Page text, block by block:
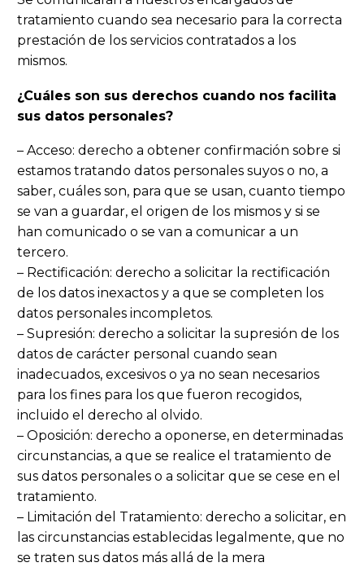
tratamiento cuando sea necesario para la correcta
prestación de los servicios contratados a los
mismos.
¿Cuáles son sus derechos cuando nos facilita
sus datos personales?
– Acceso: derecho a obtener confirmación sobre si
estamos tratando datos personales suyos o no, a
saber, cuáles son, para que se usan, cuanto tiempo
se van a guardar, el origen de los mismos y si se
han comunicado o se van a comunicar a un
tercero.
– Rectificación: derecho a solicitar la rectificación
de los datos inexactos y a que se completen los
datos personales incompletos.
– Supresión: derecho a solicitar la supresión de los
datos de carácter personal cuando sean
inadecuados, excesivos o ya no sean necesarios
para los fines para los que fueron recogidos,
incluido el derecho al olvido.
– Oposición: derecho a oponerse, en determinadas
circunstancias, a que se realice el tratamiento de
sus datos personales o a solicitar que se cese en el
tratamiento.
– Limitación del Tratamiento: derecho a solicitar, en
las circunstancias establecidas legalmente, que no
se traten sus datos más allá de la mera